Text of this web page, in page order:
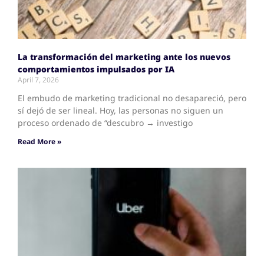
La transformación del marketing ante los nuevos
comportamientos impulsados por IA
April 7, 2026
El embudo de marketing tradicional no desapareció, pero
sí dejó de ser lineal. Hoy, las personas no siguen un
proceso ordenado de “descubro → investigo
Read More »